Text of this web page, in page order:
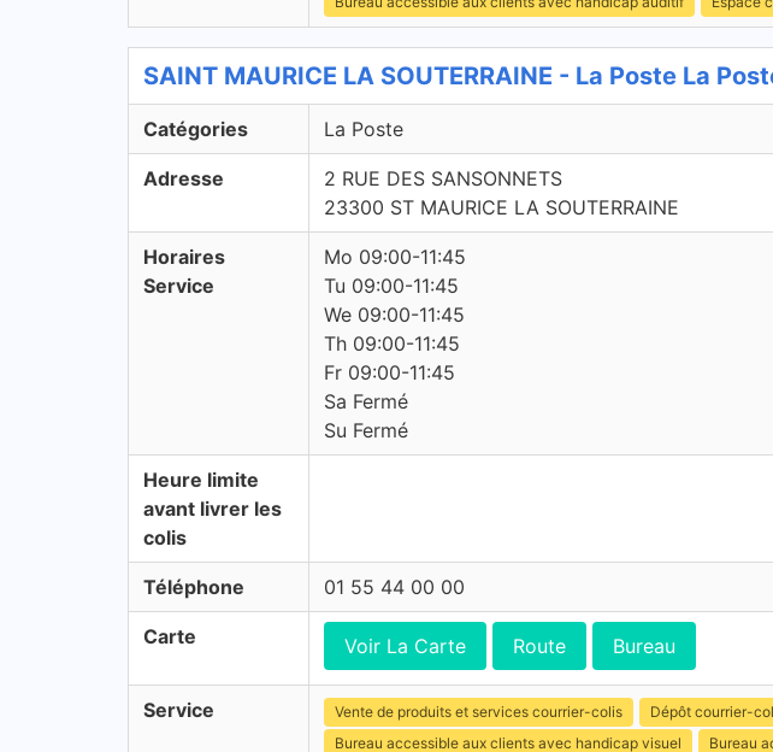
SAINT MAURICE LA SOUTERRAINE - La Poste La
Catégories La Poste
Adresse
2 RUE DES SANSONNETS
23300 ST MAURICE LA SOUTERRAINE
Horaires
Service
Mo 09:00-11:45
Tu 09:00-11:45
We 09:00-11:45
Th 09:00-11:45
Fr 09:00-11:45
Sa Fermé
Su Fermé
Heure limite
avant livrer les
colis
Téléphone 01 55 44 00 00
Carte Voir La Carte Route Bureau
Service Vente de produits et services courrier-colis Dépôt courrier-
Bureau accessible aux clients avec handicap visuel
Bureau